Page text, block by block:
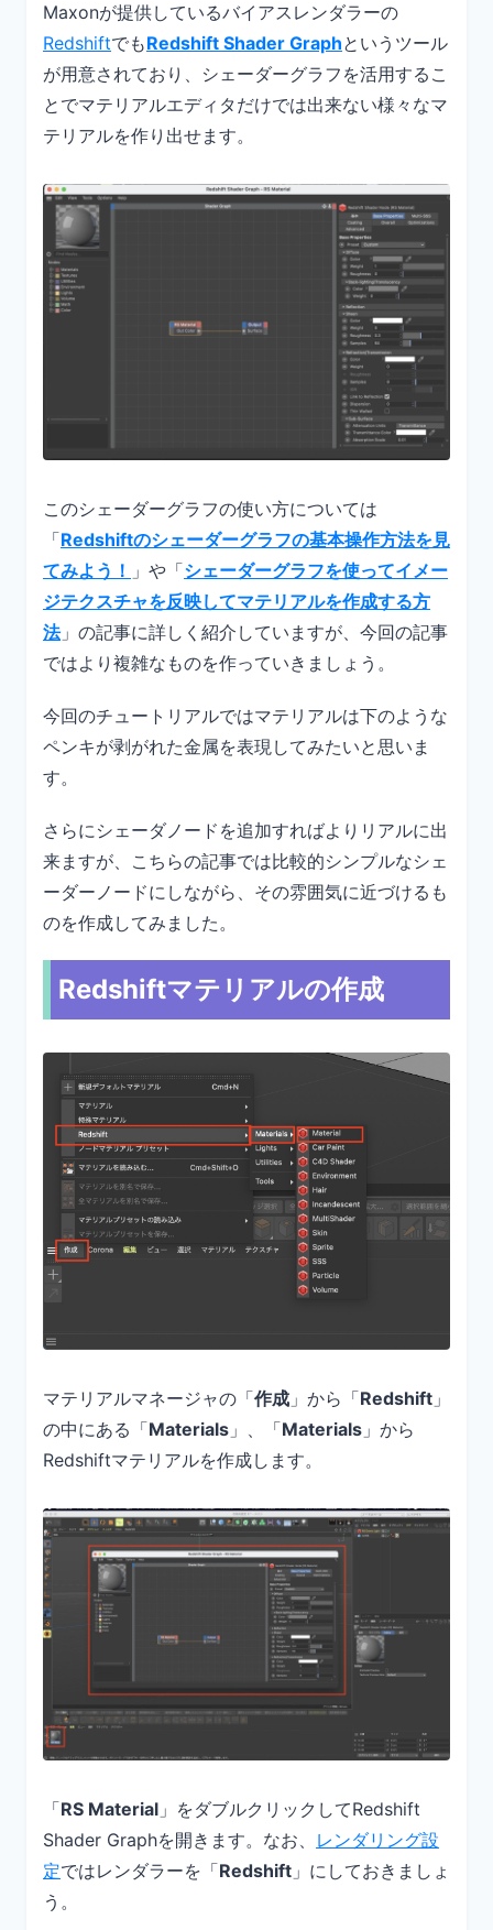
Maxonが提供しているバイアスレンダラーの
RedshiftでもRedshift Shader Graphというツール
が用意されており、シェーダーグラフを活用するこ
とでマテリアルエディタだけでは出来ない様々なマ
テリアルを作り出せます。
このシェーダーグラフの使い方については
「Redshiftのシェーダーグラフの基本操作方法を見
てみよう！ 」や「シェーダーグラフを使ってイメー
ジテクスチャを反映してマテリアルを作成する方
法」の記事に詳しく紹介していますが、今回の記事
ではより複雑なものを作っていきましょう。
今回のチュートリアルではマテリアルは下のような
ペンキが剥がれた金属を表現してみたいと思いま
す。
さらにシェーダノードを追加すればよりリアルに出
来ますが、こちらの記事では比較的シンプルなシェ
ーダーノードにしながら、その雰囲気に近づけるも
のを作成してみました。
Redshiftマテリアルの作成
マテリアルマネージャの「作成 」から「Redshift 」
の中にある「Materials 」、「Materials 」から
Redshiftマテリアルを作成します。
「RS Material 」をダブルクリックしてRedshift
Shader Graphを開きます。なお、 レンダリング設
定ではレンダラーを「Redshift 」にしておきましょ
う。